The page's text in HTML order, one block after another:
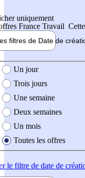
uniquement
France Travail
filtres de Date de
création de l'offre
Un jour
Trois jours
Une semaine
Deux semaines
Un mois
Toutes les offres
le filtre de date de